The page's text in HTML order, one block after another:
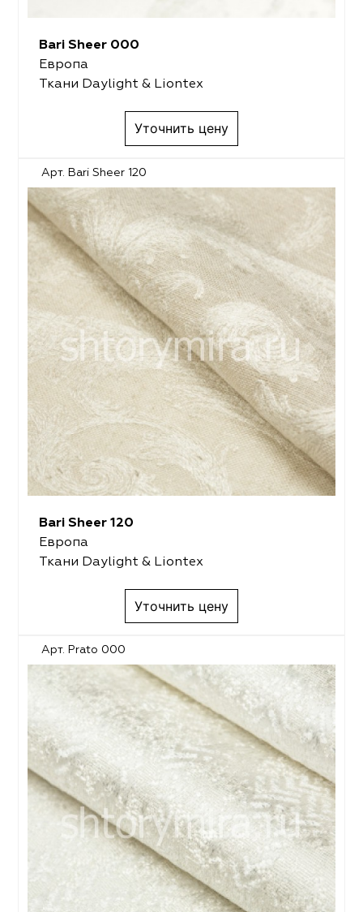
Bari Sheer 000
Европа
Ткани Daylight & Liontex
Уточнить цену
Арт. Bari Sheer 120
Bari Sheer 120
Европа
Ткани Daylight & Liontex
Уточнить цену
Арт. Prato 000